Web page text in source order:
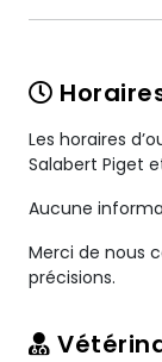
Les horaires
Salabert Piget
Aucune
Merci de nous
précisions.